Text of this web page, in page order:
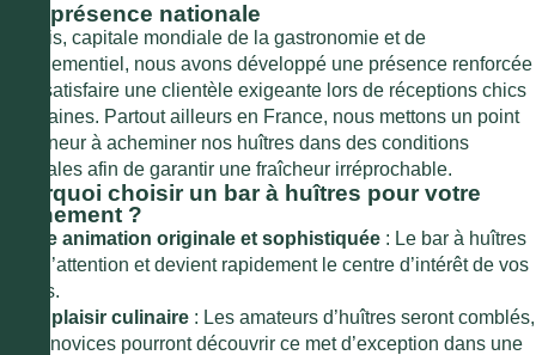
Une présence nationale
À Paris, capitale mondiale de la gastronomie et de
l’événementiel, nous avons développé une présence renforcée
pour satisfaire une clientèle exigeante lors de réceptions chics
et urbaines. Partout ailleurs en France, nous mettons un point
d’honneur à acheminer nos huîtres dans des conditions
optimales afin de garantir une fraîcheur irréprochable.
Pourquoi choisir un bar à huîtres pour votre
événement ?
1. Une animation originale et sophistiquée : Le bar à huîtres
attire l’attention et devient rapidement le centre d’intérêt de vos
invités.
2. Un plaisir culinaire : Les amateurs d’huîtres seront comblés,
et les novices pourront découvrir ce met d’exception dans une